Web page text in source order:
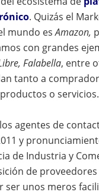
. Quizás el
mundo esAmazon,
con grandes
Falabella, entre
tanto a
o servicios.
agentes de
y
de Industria y
de proveedores
ser unos meros